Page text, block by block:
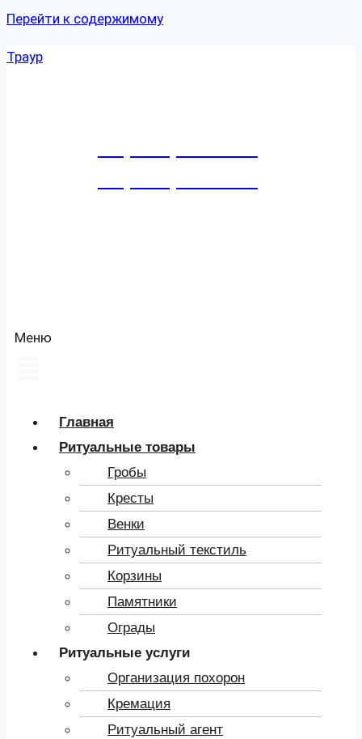
Перейти к содержимому
Траур
Меню
Главная
Ритуальные товары
Гробы
Кресты
Венки
Ритуальный текстиль
Корзины
Памятники
Ограды
Ритуальные услуги
Организация похорон
Кремация
Ритуальный агент